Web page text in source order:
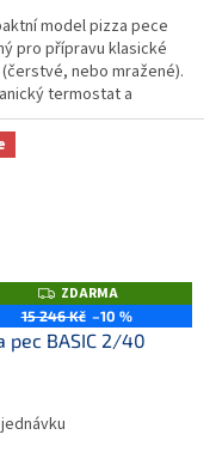
model pizza pece
pro přípravu klasické
nebo mražené).
termostat a
ovládá spodní a horní
Nerezové provedení
Z
D
A
R
ZDARMA
15 246 Kč –10 %
pec BASIC 2/40